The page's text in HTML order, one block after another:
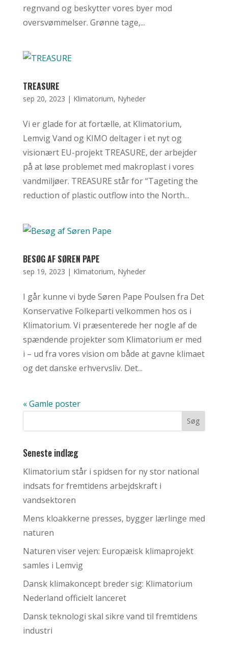
regnvand og beskytter vores byer mod
oversvømmelser. Grønne tage,...
TREASURE
sep 20, 2023 | Klimatorium, Nyheder
Vi er glade for at fortælle, at Klimatorium,
Lemvig Vand og KIMO deltager i et nyt og
visionært EU-projekt TREASURE, der arbejder
på at løse problemet med makroplast i vores
vandmiljøer. TREASURE står for “Tageting the
reduction of plastic outflow into the North...
BESØG AF SØREN PAPE
sep 19, 2023 | Klimatorium, Nyheder
I går kunne vi byde Søren Pape Poulsen fra Det
Konservative Folkeparti velkommen hos os i
Klimatorium. Vi præsenterede her nogle af de
spændende projekter som Klimatorium er med
i – ud fra vores vision om både at gavne klimaet
og det danske erhvervsliv. Det...
« Gamle poster
Seneste indlæg
Klimatorium står i spidsen for ny stor national
indsats for fremtidens arbejdskraft i
vandsektoren
Mens kloakkerne presses, bygger lærlinge med
naturen
Naturen viser vejen: Europæisk klimaprojekt
samles i Lemvig
Dansk klimakoncept breder sig: Klimatorium
Nederland officielt lanceret
Dansk teknologi skal sikre vand til fremtidens
industri